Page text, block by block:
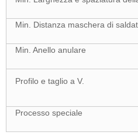
Min. Distanza maschera di
Min. Anello anulare
Profilo e taglio a V.
Processo speciale